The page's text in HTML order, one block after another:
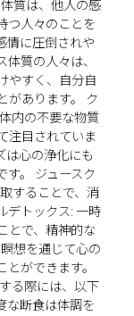
つ人々のことを
情に圧倒されや
質の人々は、
やすく、自分自
があります。 ク
内の不要な物質
注目されていま
は心の浄化にも
。 ジュースク
することで、消
デトックス: 一時
とで、精神的な
想を通じて心の
ができます。
る際には、以下
な断食は体調を